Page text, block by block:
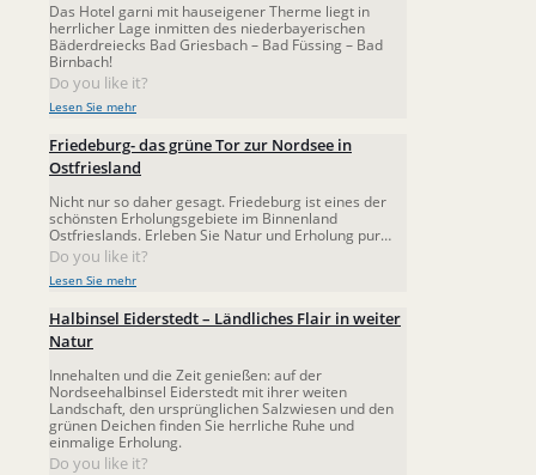
Das Hotel garni mit hauseigener Therme liegt in
herrlicher Lage inmitten des niederbayerischen
Bäderdreiecks Bad Griesbach – Bad Füssing – Bad
Birnbach!
Do you like it?
Lesen Sie mehr
Friedeburg- das grüne Tor zur Nordsee in
Ostfriesland
Nicht nur so daher gesagt. Friedeburg ist eines der
schönsten Erholungsgebiete im Binnenland
Ostfrieslands. Erleben Sie Natur und Erholung pur…
Do you like it?
Lesen Sie mehr
Halbinsel Eiderstedt – Ländliches Flair in weiter
Natur
Innehalten und die Zeit genießen: auf der
Nordseehalbinsel Eiderstedt mit ihrer weiten
Landschaft, den ursprünglichen Salzwiesen und den
grünen Deichen finden Sie herrliche Ruhe und
einmalige Erholung.
Do you like it?